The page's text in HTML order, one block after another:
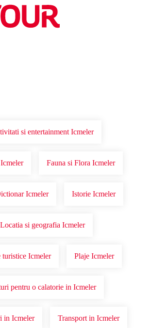
perfecta OFERTE DE NERATAT
si entertainment Icmeler
Fauna si Flora Icmeler
Icmeler Istorie Icmeler
Locatia si geografia Icmeler
Icmeler Plaje Icmeler
pentru o calatorie in Icmeler
in Icmeler Transport in Icmeler